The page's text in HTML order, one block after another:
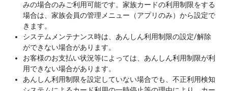
みの場合のみご利用可能です。家族カードの利用制限をする
場合は、家族会員の管理メニュー（アプリのみ）から設定で
きます。
システムメンテナンス時は、あんしん利用制限の設定/解除
ができない場合があります。
お客様のお支払い状況等によっては、あんしん利用制限が利
用できない場合があります。
あんしん利用制限を設定していない場合でも、不正利用検知